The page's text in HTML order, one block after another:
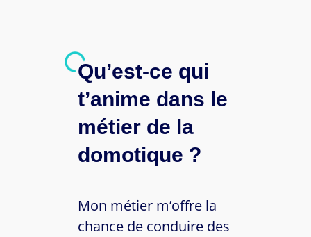
Qu’est-ce qui
t’anime dans le
métier de la
domotique ?
Mon métier m’offre la
chance de conduire des